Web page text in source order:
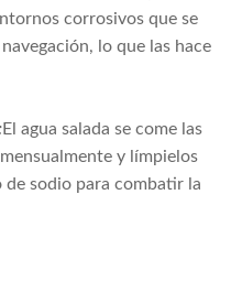
corrosivos que se
lo que las hace
El agua salada se come las
y límpielos
sodio para combatir la